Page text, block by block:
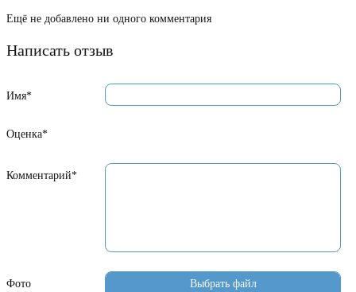
Ещё не добавлено ни одного комментария
Написать отзыв
Имя*
Оценка*
Комментарий*
Фото